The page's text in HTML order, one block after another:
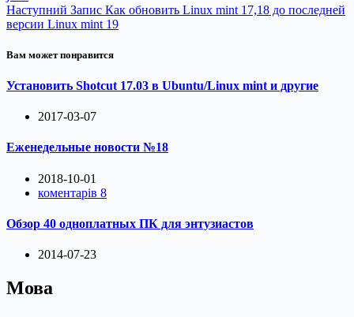
Наступний Запис Как обновить Linux mint 17,18 до последней
версии Linux mint 19
Вам может понравится
Установить Shotcut 17.03 в Ubuntu/Linux mint и другие
2017-03-07
Еженедельные новости №18
2018-10-01
коментарів 8
Обзор 40 одноплатных ПК для энтузиастов
2014-07-23
Мова